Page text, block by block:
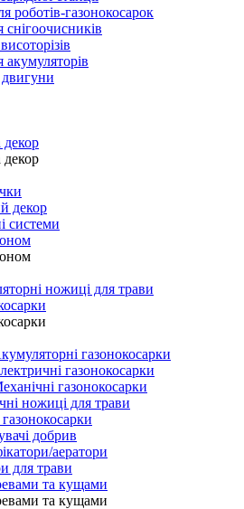
роботів-газонокосарок
двигуни
декор
декор
декор
системи
ножиці для трави
газонокосарки
газонокосарки
газонокосарки
ножиці для трави
добрив
аератори
для трави
та кущами
та кущами